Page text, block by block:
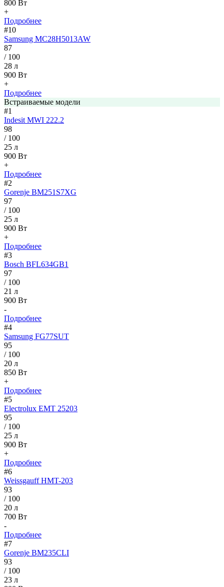
800 Вт
+
Подробнее
#10
Samsung MC28H5013AW
87
/ 100
28 л
900 Вт
+
Подробнее
Встраиваемые модели
#1
Indesit MWI 222.2
98
/ 100
25 л
900 Вт
+
Подробнее
#2
Gorenje BM251S7XG
97
/ 100
25 л
900 Вт
+
Подробнее
#3
Bosch BFL634GB1
97
/ 100
21 л
900 Вт
-
Подробнее
#4
Samsung FG77SUT
95
/ 100
20 л
850 Вт
+
Подробнее
#5
Electrolux EMT 25203
95
/ 100
25 л
900 Вт
+
Подробнее
#6
Weissgauff HMT-203
93
/ 100
20 л
700 Вт
-
Подробнее
#7
Gorenje BM235CLI
93
/ 100
23 л